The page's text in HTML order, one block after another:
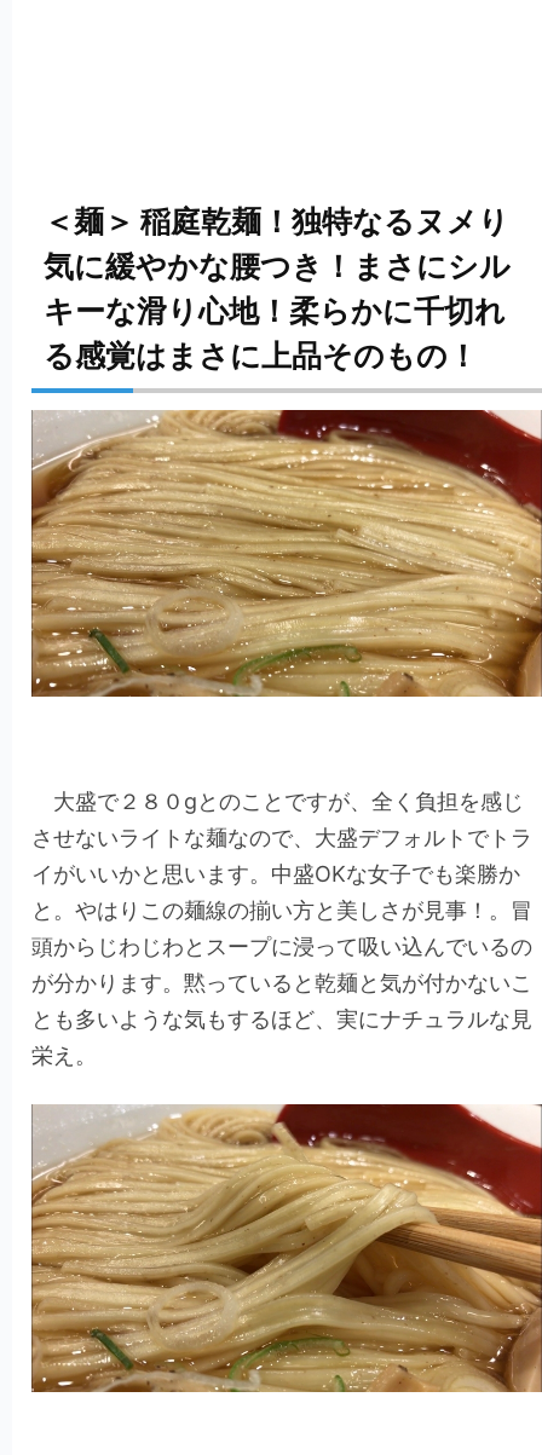
＜麺＞ 稲庭乾麺！独特なるヌメり
気に緩やかな腰つき！まさにシル
キーな滑り心地！柔らかに千切れ
る感覚はまさに上品そのもの！
大盛で２８０gとのことですが、全く負担を感じ
させないライトな麺なので、大盛デフォルトでトラ
イがいいかと思います。中盛OKな女子でも楽勝か
と。やはりこの麺線の揃い方と美しさが見事！。冒
頭からじわじわとスープに浸って吸い込んでいるの
が分かります。黙っていると乾麺と気が付かないこ
とも多いような気もするほど、実にナチュラルな見
栄え。